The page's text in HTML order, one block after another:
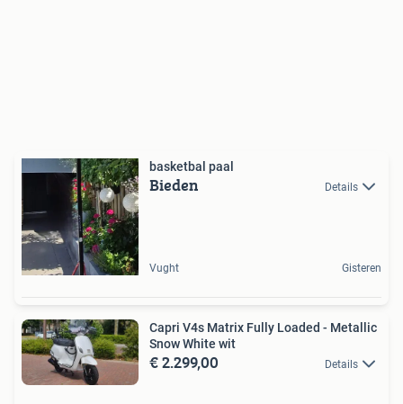
basketbal paal
Bieden Details
Vught Gisteren
Capri V4s Matrix Fully Loaded - Metallic
Snow White wit
€ 2.299,00 Details